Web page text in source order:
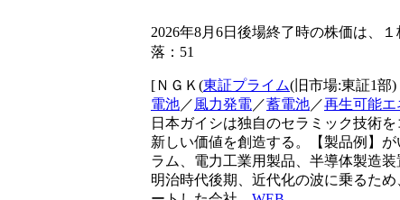
2026年8月6日後場終了時の株価は、１
落：51
[ＮＧＫ(東証プライム(旧市場:東証1部
電池／ 風力発電 ／蓄電池／再生可能エ
日本ガイシは独自のセラミック技術
新しい価値を創造する。【製品例】
ラム、電力工業用製品、半導体製造
明治時代後期、近代化の波に乗るた